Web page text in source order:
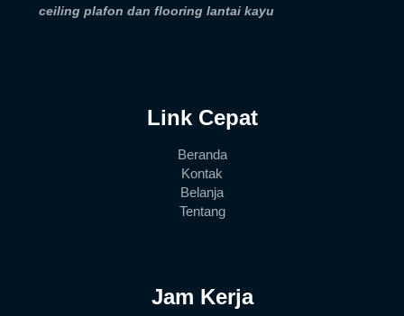
ceiling plafon dan flooring lantai kayu
Link Cepat
Beranda
Kontak
Belanja
Tentang
Jam Kerja